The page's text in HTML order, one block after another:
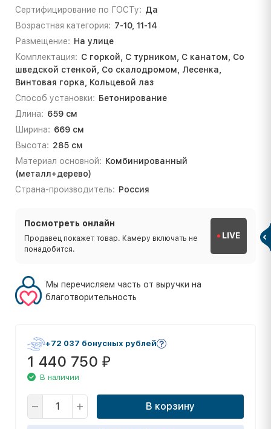
Сертифицирование по ГОСТу: Да
Возрастная категория: 7-10, 11-14
Размещение: На улице
Комплектация: С горкой, С турником, С канатом, Со
шведской стенкой, Со скалодромом, Лесенка,
Винтовая горка, Кольцевой лаз
Способ установки: Бетонирование
Длина: 659 см
Ширина: 669 см
Высота: 285 см
Материал основной: Комбинированный
(металл+дерево)
Страна-производитель: Россия
Посмотреть онлайн
Продавец покажет товар. Камеру включать не
понадобится.
LIVE
Мы перечисляем часть от выручки на
благотворительность
+72 037 бонусных рублей
1 440 750 ₽
В наличии
В корзину